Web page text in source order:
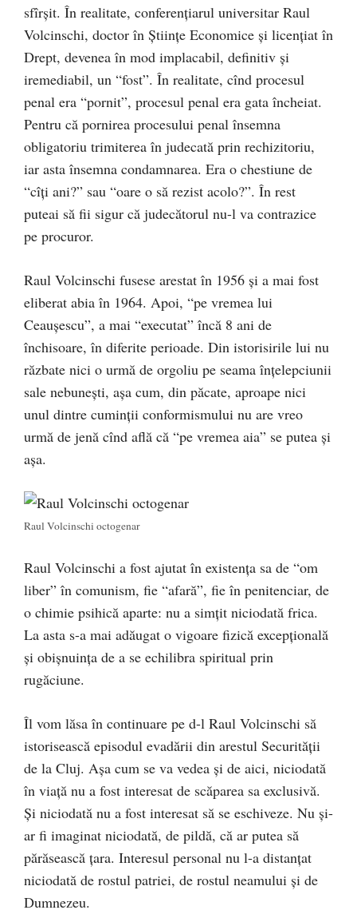
sfîrşit. În realitate, conferenţiarul universitar Raul
Volcinschi, doctor în Ştiinţe Economice şi licenţiat în
Drept, devenea în mod implacabil, definitiv şi
iremediabil, un “fost”. În realitate, cînd procesul
penal era “pornit”, procesul penal era gata încheiat.
Pentru că pornirea procesului penal însemna
obligatoriu trimiterea în judecată prin rechizitoriu,
iar asta însemna condamnarea. Era o chestiune de
“cîţi ani?” sau “oare o să rezist acolo?”. În rest
puteai să fii sigur că judecătorul nu-l va contrazice
pe procuror.
Raul Volcinschi fusese arestat în 1956 şi a mai fost
eliberat abia în 1964. Apoi, “pe vremea lui
Ceauşescu”, a mai “executat” încă 8 ani de
închisoare, în diferite perioade. Din istorisirile lui nu
răzbate nici o urmă de orgoliu pe seama înţelepciunii
sale nebuneşti, aşa cum, din păcate, aproape nici
unul dintre cuminţii conformismului nu are vreo
urmă de jenă cînd află că “pe vremea aia” se putea şi
aşa.
Raul Volcinschi octogenar
Raul Volcinschi a fost ajutat în existenţa sa de “om
liber” în comunism, fie “afară”, fie în penitenciar, de
o chimie psihică aparte: nu a simţit niciodată frica.
La asta s-a mai adăugat o vigoare fizică excepţională
şi obişnuinţa de a se echilibra spiritual prin
rugăciune.
Îl vom lăsa în continuare pe d-l Raul Volcinschi să
istorisească episodul evadării din arestul Securităţii
de la Cluj. Aşa cum se va vedea şi de aici, niciodată
în viaţă nu a fost interesat de scăparea sa exclusivă.
Şi niciodată nu a fost interesat să se eschiveze. Nu şi-
ar fi imaginat niciodată, de pildă, că ar putea să
părăsească ţara. Interesul personal nu l-a distanţat
niciodată de rostul patriei, de rostul neamului şi de
Dumnezeu.